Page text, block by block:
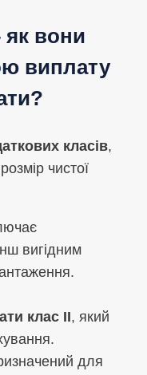
як вони
виплату
класів,
чистої
вигідним
клас II, який
для